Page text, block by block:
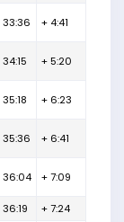
33:36 + 4:41
34:15 + 5:20
35:18 + 6:23
35:36 + 6:41
36:04 + 7:09
36:19 + 7:24